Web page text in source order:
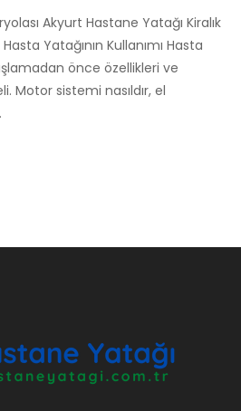
Akyurt Hastane Yatağı Kiralık
Yatağının Kullanımı Hasta
önce özellikleri ve
Motor sistemi nasıldır, el